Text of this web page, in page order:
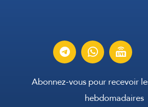
Abonnez-vous pour recevoir
hebdomadaires